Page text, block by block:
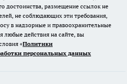
достоинства, размещение ссылок не
не соблюдающих эти требования,
в надзорные и правоохранительные
любые действия на сайте, вы
«Политики
персональных данных